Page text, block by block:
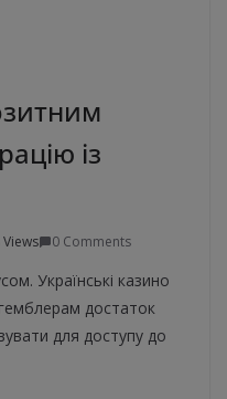
із
0 Comments
Українські казино
достаток
для доступу до